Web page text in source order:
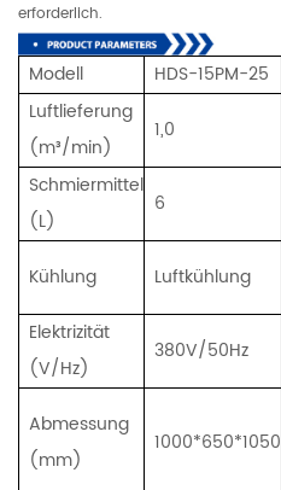
erforderlich.
Modell HDS-15PM-25
Luftlieferung
(m³/min)
1,0
Schmiermittel
(L)
6
Kühlung Luftkühlung
Elektrizität
(V/Hz)
380V/50Hz
Abmessung
(mm)
1000*650*1050